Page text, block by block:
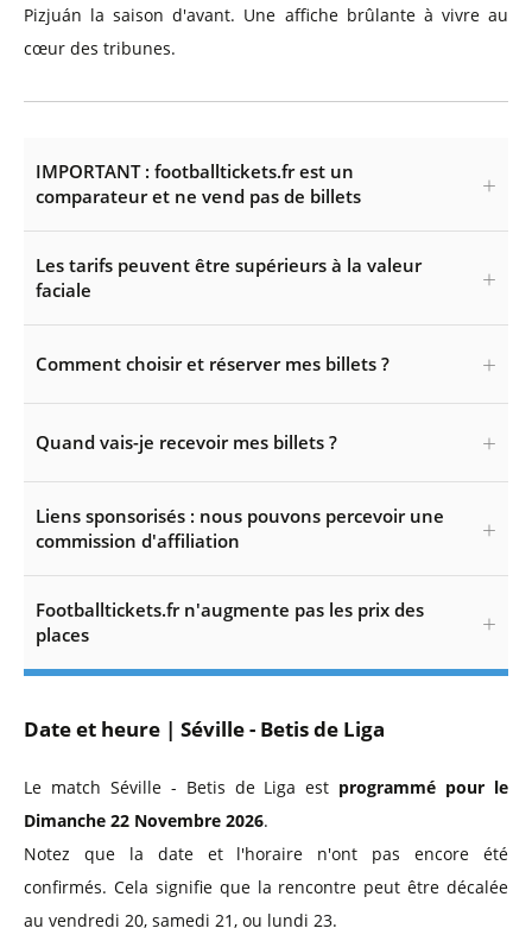
Pizjuán la saison d'avant. Une affiche brûlante à vivre au
cœur des tribunes.
IMPORTANT : footballtickets.fr est un
comparateur et ne vend pas de billets
Les tarifs peuvent être supérieurs à la valeur
faciale
Comment choisir et réserver mes billets ?
Quand vais-je recevoir mes billets ?
Liens sponsorisés : nous pouvons percevoir une
commission d'affiliation
Footballtickets.fr n'augmente pas les prix des
places
Date et heure | Séville - Betis de Liga
Le match Séville - Betis de Liga est programmé pour le
Dimanche 22 Novembre 2026.
Notez que la date et l'horaire n'ont pas encore été
confirmés. Cela signifie que la rencontre peut être décalée
au vendredi 20, samedi 21, ou lundi 23.